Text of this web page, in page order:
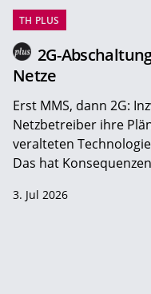
TH PLUS
2G-
Netze
Erst MMS, dann 2G:
Netzbetreiber ihre
veralteten
Das hat
3. Jul 2026